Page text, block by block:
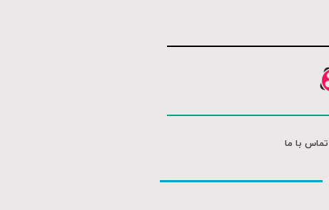
تماس با ما